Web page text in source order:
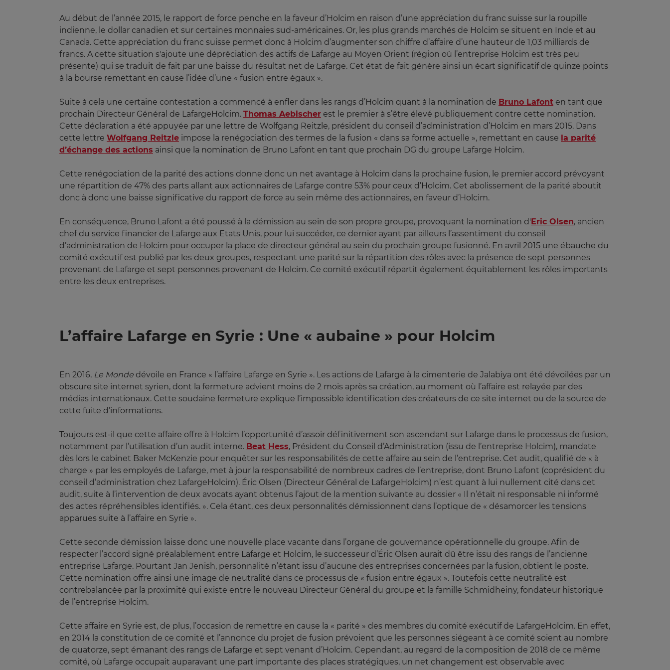
Au début de l’année 2015, le rapport de force penche en la faveur d’Holcim en raison d’une appréciation du franc suisse sur la roupille
indienne, le dollar canadien et sur certaines monnaies sud-américaines. Or, les plus grands marchés de Holcim se situent en Inde et au
Canada. Cette appréciation du franc suisse permet donc à Holcim d’augmenter son chiffre d’affaire d’une hauteur de 1,03 milliards de
francs. A cette situation s'ajoute une dépréciation des actifs de Lafarge au Moyen Orient (région où l’entreprise Holcim est très peu
présente) qui se traduit de fait par une baisse du résultat net de Lafarge. Cet état de fait génère ainsi un écart significatif de quinze points
à la bourse remettant en cause l’idée d’une « fusion entre égaux ».
Suite à cela une certaine contestation a commencé à enfler dans les rangs d’Holcim quant à la nomination de Bruno Lafont en tant que
prochain Directeur Général de LafargeHolcim. Thomas Aebischer est le premier à s’être élevé publiquement contre cette nomination.
Cette déclaration a été appuyée par une lettre de Wolfgang Reitzle, président du conseil d’administration d’Holcim en mars 2015. Dans
cette lettre Wolfgang Reitzle impose la renégociation des termes de la fusion « dans sa forme actuelle », remettant en cause la parité
d’échange des actions ainsi que la nomination de Bruno Lafont en tant que prochain DG du groupe Lafarge Holcim.
Cette renégociation de la parité des actions donne donc un net avantage à Holcim dans la prochaine fusion, le premier accord prévoyant
une répartition de 47% des parts allant aux actionnaires de Lafarge contre 53% pour ceux d’Holcim. Cet abolissement de la parité aboutit
donc à donc une baisse significative du rapport de force au sein même des actionnaires, en faveur d’Holcim.
En conséquence, Bruno Lafont a été poussé à la démission au sein de son propre groupe, provoquant la nomination d'Eric Olsen, ancien
chef du service financier de Lafarge aux Etats Unis, pour lui succéder, ce dernier ayant par ailleurs l’assentiment du conseil
d’administration de Holcim pour occuper la place de directeur général au sein du prochain groupe fusionné. En avril 2015 une ébauche du
comité exécutif est publié par les deux groupes, respectant une parité sur la répartition des rôles avec la présence de sept personnes
provenant de Lafarge et sept personnes provenant de Holcim. Ce comité exécutif répartit également équitablement les rôles importants
entre les deux entreprises.
L’affaire Lafarge en Syrie : Une « aubaine » pour Holcim
En 2016, Le Monde dévoile en France « l’affaire Lafarge en Syrie ». Les actions de Lafarge à la cimenterie de Jalabiya ont été dévoilées par un
obscure site internet syrien, dont la fermeture advient moins de 2 mois après sa création, au moment où l’affaire est relayée par des
médias internationaux. Cette soudaine fermeture explique l’impossible identification des créateurs de ce site internet ou de la source de
cette fuite d’informations.
Toujours est-il que cette affaire offre à Holcim l’opportunité d’assoir définitivement son ascendant sur Lafarge dans le processus de fusion,
notamment par l’utilisation d’un audit interne. Beat Hess, Président du Conseil d’Administration (issu de l’entreprise Holcim), mandate
dès lors le cabinet Baker McKenzie pour enquêter sur les responsabilités de cette affaire au sein de l’entreprise. Cet audit, qualifié de « à
charge » par les employés de Lafarge, met à jour la responsabilité de nombreux cadres de l’entreprise, dont Bruno Lafont (coprésident du
conseil d’administration chez LafargeHolcim). Éric Olsen (Directeur Général de LafargeHolcim) n’est quant à lui nullement cité dans cet
audit, suite à l’intervention de deux avocats ayant obtenus l’ajout de la mention suivante au dossier « Il n’était ni responsable ni informé
des actes répréhensibles identifiés. ». Cela étant, ces deux personnalités démissionnent dans l’optique de « désamorcer les tensions
apparues suite à l’affaire en Syrie ».
Cette seconde démission laisse donc une nouvelle place vacante dans l’organe de gouvernance opérationnelle du groupe. Afin de
respecter l’accord signé préalablement entre Lafarge et Holcim, le successeur d’Éric Olsen aurait dû être issu des rangs de l’ancienne
entreprise Lafarge. Pourtant Jan Jenish, personnalité n’étant issu d’aucune des entreprises concernées par la fusion, obtient le poste.
Cette nomination offre ainsi une image de neutralité dans ce processus de « fusion entre égaux ». Toutefois cette neutralité est
contrebalancée par la proximité qui existe entre le nouveau Directeur Général du groupe et la famille Schmidheiny, fondateur historique
de l’entreprise Holcim.
Cette affaire en Syrie est, de plus, l’occasion de remettre en cause la « parité » des membres du comité exécutif de LafargeHolcim. En effet,
en 2014 la constitution de ce comité et l’annonce du projet de fusion prévoient que les personnes siégeant à ce comité soient au nombre
de quatorze, sept émanant des rangs de Lafarge et sept venant d’Holcim. Cependant, au regard de la composition de 2018 de ce même
comité, où Lafarge occupait auparavant une part importante des places stratégiques, un net changement est observable avec